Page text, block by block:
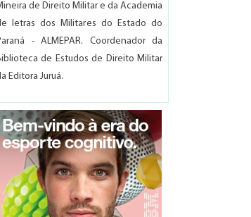
de Direito Militar e da Academia
letras dos Militares do Estado do
- ALMEPAR. Coordenador da
de Estudos de Direito Militar
Editora Juruá.